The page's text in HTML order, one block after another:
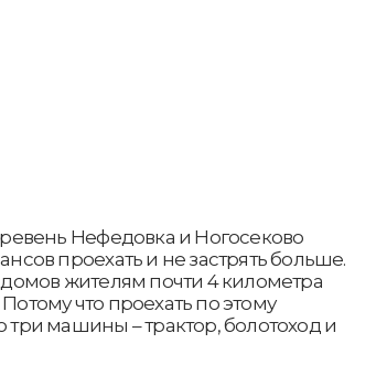
Нефедовка и Ногосеково
проехать и не застрять больше.
жителям почти 4 километра
что проехать по этому
три машины – трактор, болотоход и